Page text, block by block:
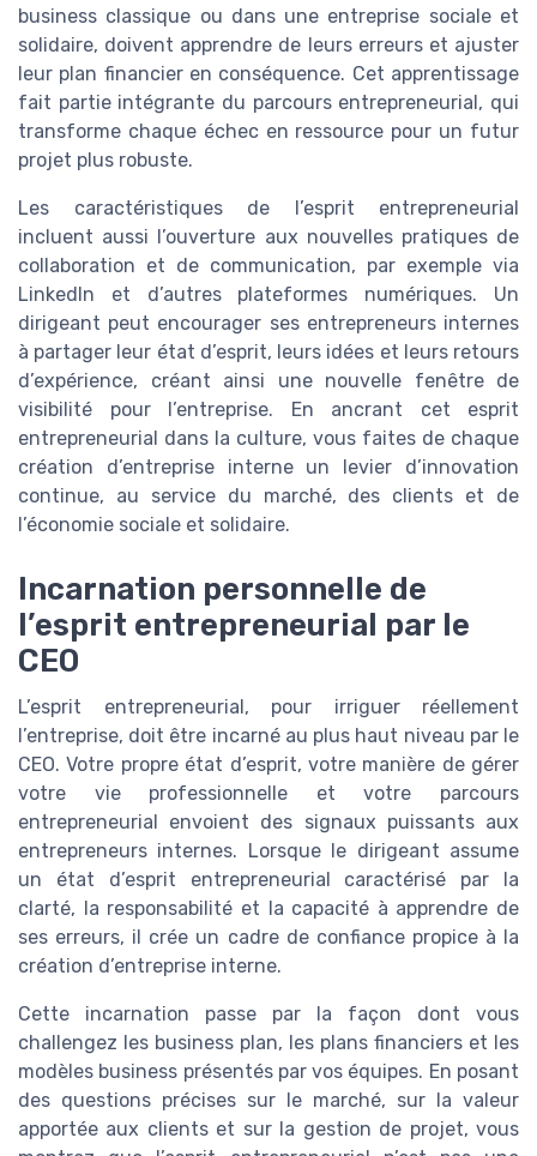
business classique ou dans une entreprise sociale et
solidaire, doivent apprendre de leurs erreurs et ajuster
leur plan financier en conséquence. Cet apprentissage
fait partie intégrante du parcours entrepreneurial, qui
transforme chaque échec en ressource pour un futur
projet plus robuste.
Les caractéristiques de l’esprit entrepreneurial
incluent aussi l’ouverture aux nouvelles pratiques de
collaboration et de communication, par exemple via
LinkedIn et d’autres plateformes numériques. Un
dirigeant peut encourager ses entrepreneurs internes
à partager leur état d’esprit, leurs idées et leurs retours
d’expérience, créant ainsi une nouvelle fenêtre de
visibilité pour l’entreprise. En ancrant cet esprit
entrepreneurial dans la culture, vous faites de chaque
création d’entreprise interne un levier d’innovation
continue, au service du marché, des clients et de
l’économie sociale et solidaire.
Incarnation personnelle de
l’esprit entrepreneurial par le
CEO
L’esprit entrepreneurial, pour irriguer réellement
l’entreprise, doit être incarné au plus haut niveau par le
CEO. Votre propre état d’esprit, votre manière de gérer
votre vie professionnelle et votre parcours
entrepreneurial envoient des signaux puissants aux
entrepreneurs internes. Lorsque le dirigeant assume
un état d’esprit entrepreneurial caractérisé par la
clarté, la responsabilité et la capacité à apprendre de
ses erreurs, il crée un cadre de confiance propice à la
création d’entreprise interne.
Cette incarnation passe par la façon dont vous
challengez les business plan, les plans financiers et les
modèles business présentés par vos équipes. En posant
des questions précises sur le marché, sur la valeur
apportée aux clients et sur la gestion de projet, vous